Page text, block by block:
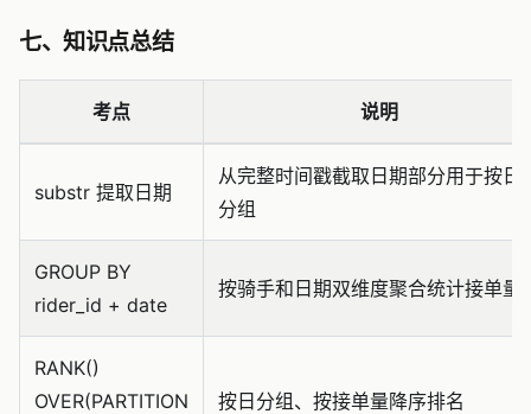
七、知识点总结
考点 说明
substr 提取日期
从完整时间戳截取日期部分用于按日
分组
GROUP BY
rider_id + date
按骑手和日期双维度聚合统计接单量
RANK()
OVER(PARTITION
按日分组、按接单量降序排名